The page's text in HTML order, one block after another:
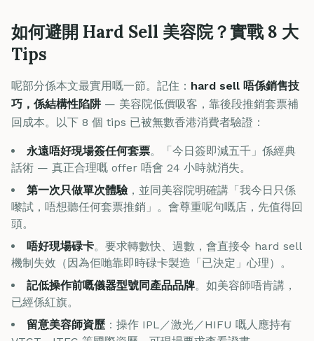
如何避開 Hard Sell 美容院？實戰 8 大
Tips
呢部分係本文最實用嘅一節。記住： hard sell 唔係銷售技
巧，係結構性陷阱— 美容院低價吸客，靠後段推銷套票補
回成本。以下 8 個 tips 已被無數香港消費者驗證：
永遠唔好現場簽任何套票。「今日簽即減五千」係經典
話術 — 真正合理嘅 offer 唔會 24 小時就消失。
第一次只做單次體驗，並同美容院明確講「我今日只係
嚟試，唔想聽任何套票推銷」。會尊重呢句嘅店，先值得回
頭。
唔好現場碌卡。要求轉數快、過數，會直接令 hard sell
機制失效（因為佢哋靠即時碌卡製造「已決定」心理）。
記低操作前嘅儀器型號同產品品牌。如美容師唔肯講，
已經係紅旗。
留意美容師資歷 ：操作 IPL／激光／HIFU 嘅人應持有